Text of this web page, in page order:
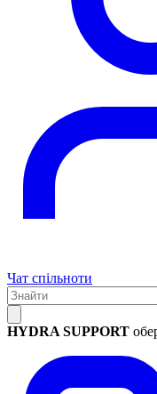
Чат спільноти
HYDRA SUPPORT